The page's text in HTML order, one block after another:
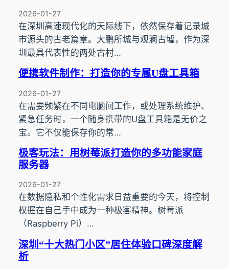
2026-01-27
在深圳高速现代化的天际线下，依然保存着记录城
市源头的古老篇章。大鹏所城与观澜古墟，作为深
圳最具代表性的两处古村…
便携软件制作：打造你的专属U盘工具箱
2026-01-27
在需要频繁在不同电脑间工作，或处理系统维护、
紧急任务时，一个随身携带的U盘工具箱是无价之
宝。它不仅能保存你的常…
极客玩法：用树莓派打造你的多功能家庭
服务器
2026-01-27
在数据隐私和个性化需求日益重要的今天，将控制
权握在自己手中成为一种极客精神。树莓派
（Raspberry Pi）…
深圳“十大热门小区”居住体验口碑深度解
析